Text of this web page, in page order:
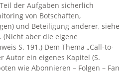
der Aufgaben sicherlich
von Botschaften,
und Beteiligung anderer, siehe
(Nicht aber die eigene
S. 191.) Dem Thema „Call-to-
Autor ein eigenes Kapitel (S.
wie Abonnieren – Folgen – Fan